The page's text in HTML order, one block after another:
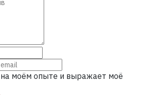
моём опыте и выражает моё